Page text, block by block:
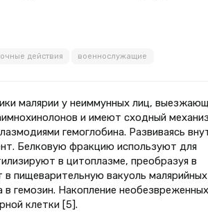
действия военнослужащие
малярии у неиммунных лиц,
и имеют сходный
гемоглобина. Развиваясь
Белковую фракцию используют для
в цитоплазме, преобразуя в
пищеварительную вакуоль малярийных
гемозин. Накопление необезвреженных
клетки [5].